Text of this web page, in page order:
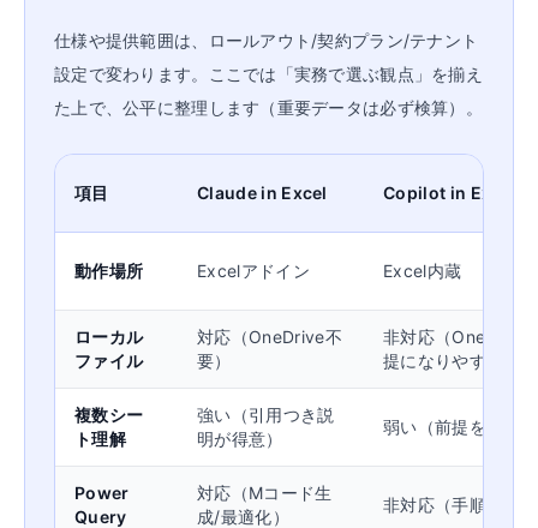
仕様や提供範囲は、ロールアウト/契約プラン/テナント
設定で変わります。ここでは「実務で選ぶ観点」を揃え
た上で、公平に整理します（重要データは必ず検算）。
項目 Claude in Excel Copilot in Excel
動作場所 Excelアドイン Excel内蔵
ローカル
ファイル
対応（OneDrive不
要）
非対応（
提になりやすい）
複数シー
ト理解
強い（引用つき説
明が得意）
弱い（前提を言語
Power
Query
対応（Mコード生
成/最適化）
非対応（手順提案